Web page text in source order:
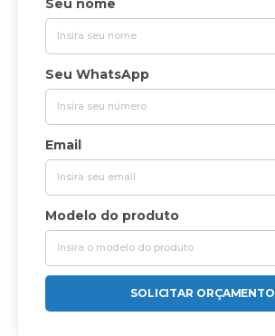
Seu nome
Seu WhatsApp
Email
Modelo do produto
SOLICITAR ORÇAMENTO